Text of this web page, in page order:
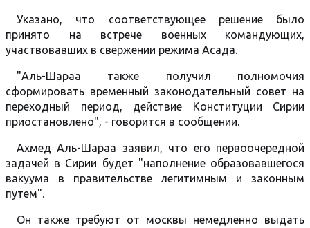
Указано, что соответствующее решение было
принято на встрече военных командующих,
участвовавших в свержении режима Асада.
"Аль-Шараа также получил полномочия
сформировать временный законодательный совет на
переходный период, действие Конституции Сирии
приостановлено", - говорится в сообщении.
Ахмед Аль-Шараа заявил, что его первоочередной
задачей в Сирии будет "наполнение образовавшегося
вакуума в правительстве легитимным и законным
путем".
Он также требуют от москвы немедленно выдать